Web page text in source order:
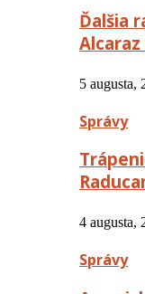
Ďalšia
5 augusta,
Správy
4 augusta,
Správy